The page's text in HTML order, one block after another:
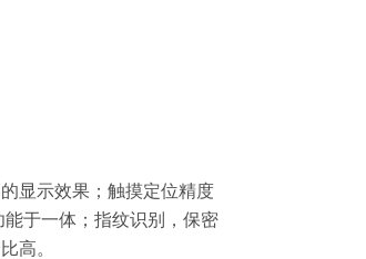
显示效果；触摸定位精度
于一体；指纹识别，保密
高。